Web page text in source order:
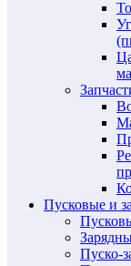
Пусковые и
Пуско-